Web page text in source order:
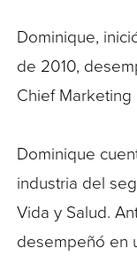
Dominique,
de 2010,
Chief
Dominique
industria del
Vida y Salud.
desempeñó en